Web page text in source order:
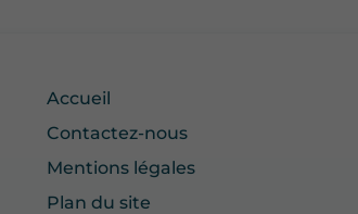
Accueil
Contactez-nous
Mentions légales
Plan du site